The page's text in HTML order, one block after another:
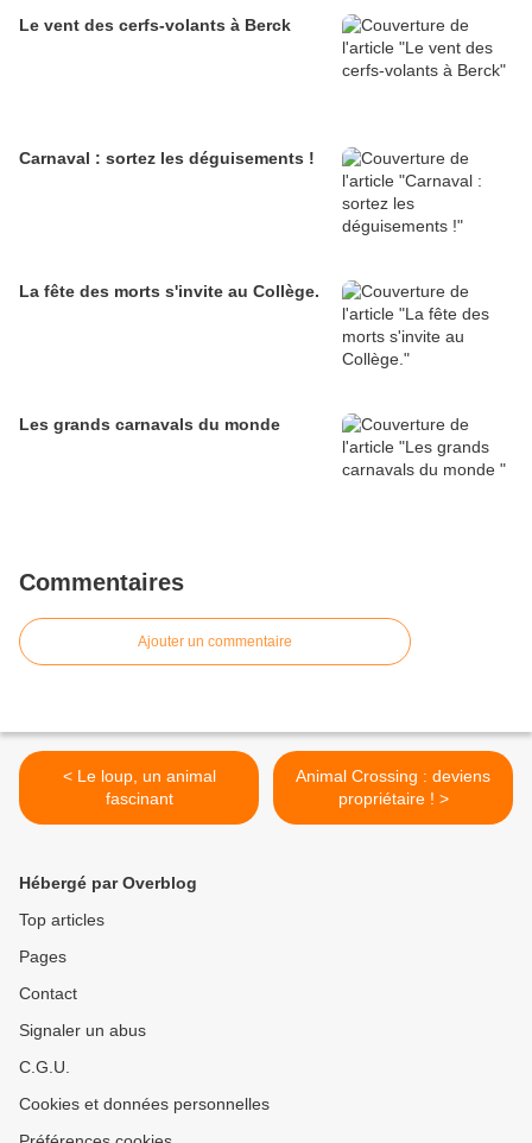
Le vent des cerfs-volants à Berck
Carnaval : sortez les déguisements !
La fête des morts s'invite au Collège.
Les grands carnavals du monde
Commentaires
Ajouter un commentaire
< Le loup, un animal
fascinant
Animal Crossing : deviens
propriétaire ! >
Hébergé par Overblog
Top articles
Pages
Contact
Signaler un abus
C.G.U.
Cookies et données personnelles